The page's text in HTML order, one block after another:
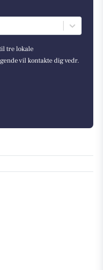
tre lokale
vil kontakte dig vedr.